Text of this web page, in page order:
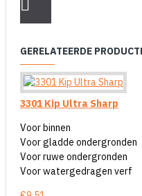
GERELATEERDE
3301 Kip Ultra Sharp
Voor binnen
Voor gladde ondergronden
Voor ruwe ondergronden
Voor watergedragen verf